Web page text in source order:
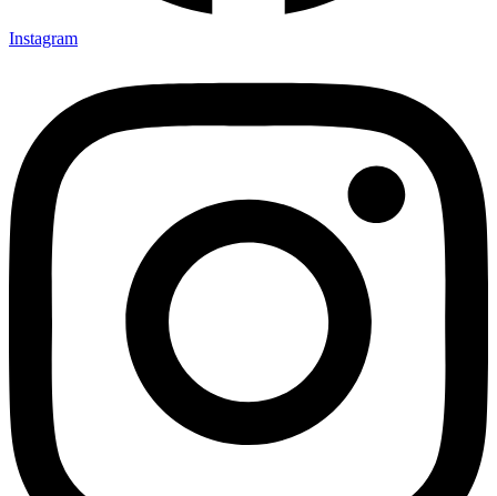
Instagram